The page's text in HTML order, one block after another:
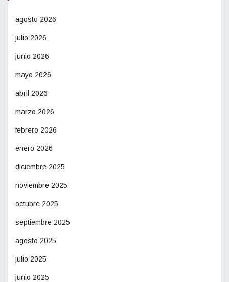
agosto 2026
julio 2026
junio 2026
mayo 2026
abril 2026
marzo 2026
febrero 2026
enero 2026
diciembre 2025
noviembre 2025
octubre 2025
septiembre 2025
agosto 2025
julio 2025
junio 2025